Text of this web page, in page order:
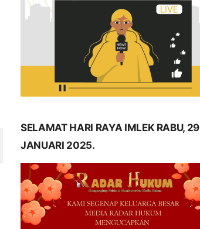
SELAMAT HARI RAYA IMLEK RABU, 29
JANUARI 2025.